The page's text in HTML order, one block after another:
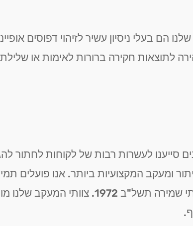
בעלי ניסיון עשיר לזיהוי דפוסים
לתוצאות חקירה ברורות לאימות או שלילת
סייענו לעשרות רבות של לקוחות לחתור
ומעקב המקצועיות ביותר. אנו פועלים
בהתאם לכל ההנחיות והאישורים הנדרשים על פי חוק חוקרים פרטיים ושירותי שמירה תשל"ב